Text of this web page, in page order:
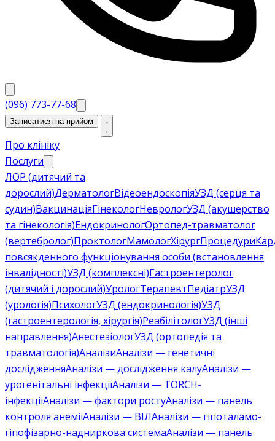
(096) 773-77-68
Записатися на прийом
Про клініку
Послуги
ЛОР (дитячий та
дорослий)ДерматологВідеоендоскопіяУЗД (серця та
судин)ВакцинаціяГінекологНеврологУЗД (акушерство
та гінекологія)ЕндокринологОртопед-травматолог
(вертебролог)ПроктологМамологХірургПроцедури
повсякденного функціонування особи (встановлення
інвалідності)УЗД (комплексні)Гастроентеролог
(дитячий і дорослий)УрологТерапевтПедіатрУЗД
(урологія)ПсихологУЗД (ендокринологія)УЗД
(гастроентерологія, хірургія)РеабілітологУЗД (інші
направлення)АнестезіологУЗД (ортопедія та
травматологія)АналізиАналізи — генетичні
дослідженняАналізи — дослідження калуАналізи —
урогенітальні інфекціїАналізи — TORCH-
інфекціїАналізи — фактори ростуАналізи — панель
контроля анеміїАналізи — ВІЛАналізи — гіпоталамо-
гіпофізарно-надниркова системаАналізи — панель